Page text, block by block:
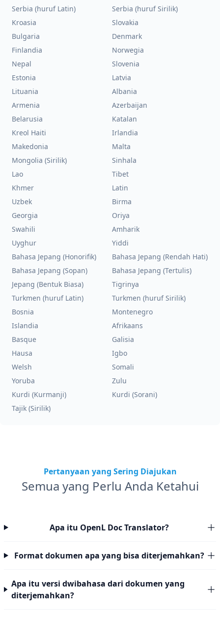
Serbia (huruf Latin)
Serbia (huruf Sirilik)
Kroasia
Slovakia
Bulgaria
Denmark
Finlandia
Norwegia
Nepal
Slovenia
Estonia
Latvia
Lituania
Albania
Armenia
Azerbaijan
Belarusia
Katalan
Kreol Haiti
Irlandia
Makedonia
Malta
Mongolia (Sirilik)
Sinhala
Lao
Tibet
Khmer
Latin
Uzbek
Birma
Georgia
Oriya
Swahili
Amharik
Uyghur
Yiddi
Bahasa Jepang (Honorifik)
Bahasa Jepang (Rendah Hati)
Bahasa Jepang (Sopan)
Bahasa Jepang (Tertulis)
Jepang (Bentuk Biasa)
Tigrinya
Turkmen (huruf Latin)
Turkmen (huruf Sirilik)
Bosnia
Montenegro
Islandia
Afrikaans
Basque
Galisia
Hausa
Igbo
Welsh
Somali
Yoruba
Zulu
Kurdi (Kurmanji)
Kurdi (Sorani)
Tajik (Sirilik)
Pertanyaan yang Sering Diajukan
Semua yang Perlu Anda Ketahui
Apa itu OpenL Doc Translator?
Format dokumen apa yang bisa diterjemahkan?
Apa itu versi dwibahasa dari dokumen yang
diterjemahkan?